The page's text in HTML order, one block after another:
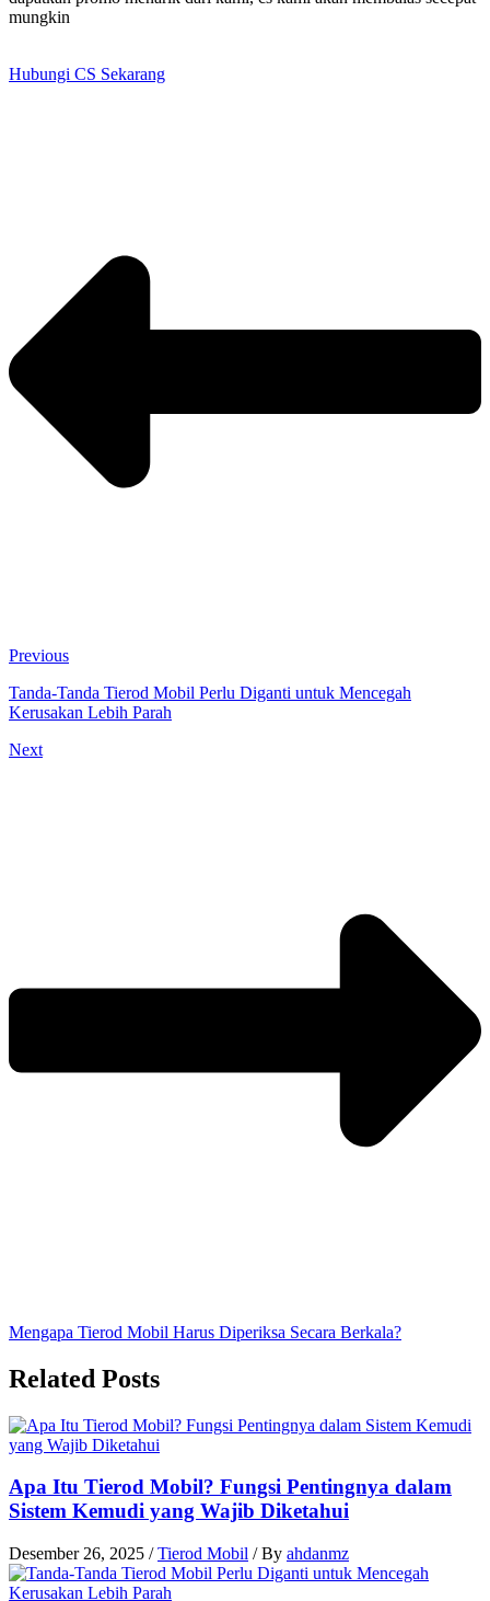
mungkin
Hubungi CS Sekarang
Previous
Tanda-Tanda Tierod Mobil Perlu Diganti untuk Mencegah
Kerusakan Lebih Parah
Next
Mengapa Tierod Mobil Harus Diperiksa Secara Berkala?
Related Posts
Apa Itu Tierod Mobil? Fungsi Pentingnya dalam
Sistem Kemudi yang Wajib Diketahui
Desember 26, 2025 /Tierod Mobil / By ahdanmz